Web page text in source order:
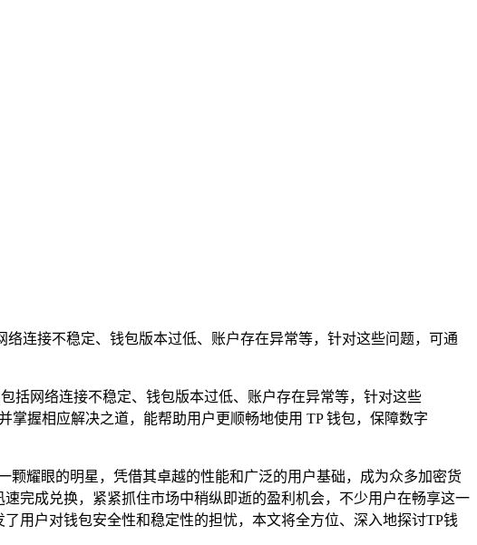
连接不稳定、钱包版本过低、账户存在异常等，针对这些问题，可通
括网络连接不稳定、钱包版本过低、账户存在异常等，针对这些
握相应解决之道，能帮助用户更顺畅地使用 TP 钱包，保障数字
耀眼的明星，凭借其卓越的性能和广泛的用户基础，成为众多加密货
完成兑换，紧紧抓住市场中稍纵即逝的盈利机会，不少用户在畅享这一
用户对钱包安全性和稳定性的担忧，本文将全方位、深入地探讨TP钱